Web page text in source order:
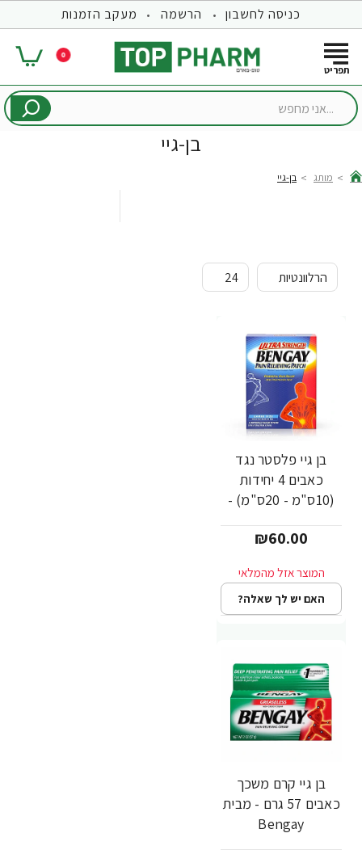
כניסה לחשבון הרשמה מעקב הזמנות
0
...אני
בן-גיי
מותג בן-גיי
בן גיי פלסטר נגד
כאבים 4 יחידות
(10ס"מ - 20ס"מ) -
₪60.00
האם יש לך שאלה?
בן גיי קרם משכך
כאבים 57 גרם - מבית
Bengay